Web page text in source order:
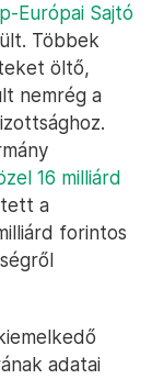
Európai Sajtó
Többek
öltő,
nemrég a
16 milliárd
a
forintos
adatai